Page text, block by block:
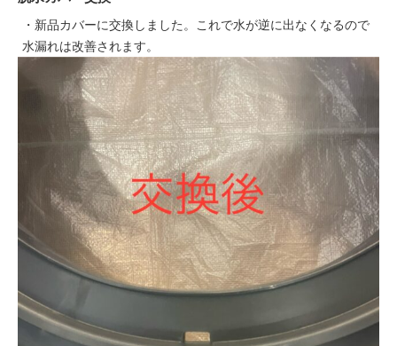
・新品カバーに交換しました。これで水が逆に出なくなるので
水漏れは改善されます。